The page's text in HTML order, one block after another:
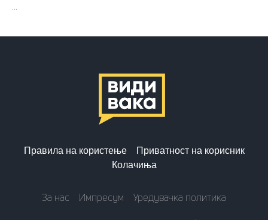
Правила на користење
Приватност на корисник
Колачиња
За нас Импресум
Уредувачка политика